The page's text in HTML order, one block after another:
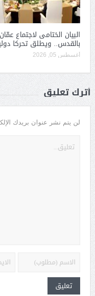
البيان الختامى لاجتماع
بالقدس.. ويطلق تحركا
أغسطس 05, 2026
أترك تعليق
لن يتم نشر عنوان بريدك